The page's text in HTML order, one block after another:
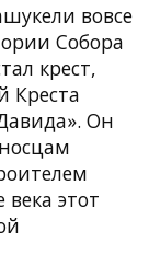
вовсе
Собора
крест,
Креста
Он
этот